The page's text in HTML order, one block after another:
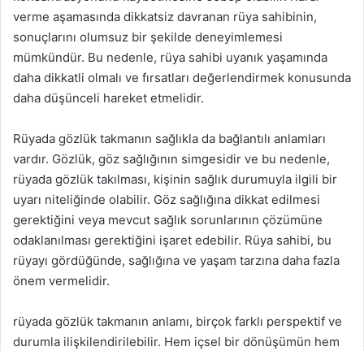
verme aşamasında dikkatsiz davranan rüya sahibinin,
sonuçlarını olumsuz bir şekilde deneyimlemesi
mümkündür. Bu nedenle, rüya sahibi uyanık yaşamında
daha dikkatli olmalı ve fırsatları değerlendirmek konusunda
daha düşünceli hareket etmelidir.
Rüyada gözlük takmanın sağlıkla da bağlantılı anlamları
vardır. Gözlük, göz sağlığının simgesidir ve bu nedenle,
rüyada gözlük takılması, kişinin sağlık durumuyla ilgili bir
uyarı niteliğinde olabilir. Göz sağlığına dikkat edilmesi
gerektiğini veya mevcut sağlık sorunlarının çözümüne
odaklanılması gerektiğini işaret edebilir. Rüya sahibi, bu
rüyayı gördüğünde, sağlığına ve yaşam tarzına daha fazla
önem vermelidir.
rüyada gözlük takmanın anlamı, birçok farklı perspektif ve
durumla ilişkilendirilebilir. Hem içsel bir dönüşümün hem